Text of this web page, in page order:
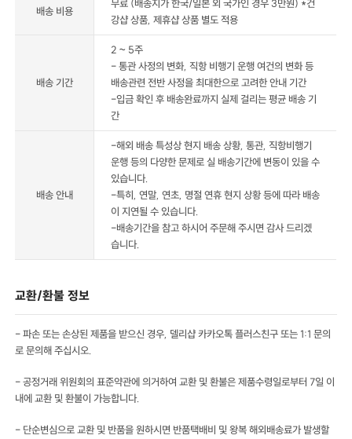
배송 비용
무료 (배송지가 한국/일본 외 국가인 경우 3만원) *건
강샵 상품, 제휴샵 상품 별도 적용
배송 기간
2 ~ 5주
- 통관 사정의 변화, 직항 비행기 운행 여건의 변화 등
배송관련 전반 사정을 최대한으로 고려한 안내 기간
-입금 확인 후 배송완료까지 실제 걸리는 평균 배송 기
간
배송 안내
-해외 배송 특성상 현지 배송 상황, 통관, 직항비행기
운행 등의 다양한 문제로 실 배송기간에 변동이 있을 수
있습니다.
-특히, 연말, 연초, 명절 연휴 현지 상황 등에 따라 배송
이 지연될 수 있습니다.
-배송기간을 참고 하시어 주문해 주시면 감사 드리겠
습니다.
교환/환불 정보
- 파손 또는 손상된 제품을 받으신 경우, 델리샵 카카오톡 플러스친구 또는 1:1 문의
로 문의해 주십시오.
- 공정거래 위원회의 표준약관에 의거하여 교환 및 환불은 제품수령일로부터 7일 이
내에 교환 및 환불이 가능합니다.
- 단순변심으로 교환 및 반품을 원하시면 반품택배비 및 왕복 해외배송료가 발생할